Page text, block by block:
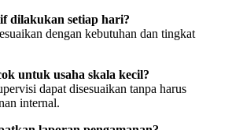
dilakukan setiap hari?
dengan kebutuhan dan tingkat
untuk usaha skala kecil?
dapat disesuaikan tanpa harus
internal.